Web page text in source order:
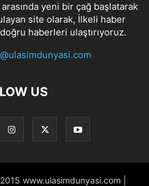
yeni bir çağ başlatarak
site olarak, İlkeli haber
haberleri ulaştırıyoruz.
US
www.ulasimdunyasi.com |